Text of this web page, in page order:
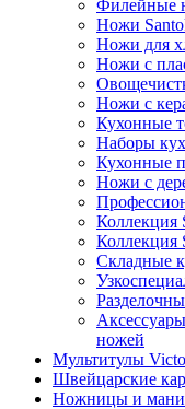
Филейные
Ножи
Ножи для
Ножи с
Ножи с
Кухонные
Наборы
Кухонные
Ножи с
Коллекция
Коллекция
Складные
ножей
Мультитулы
Швейцарские
Ножницы и